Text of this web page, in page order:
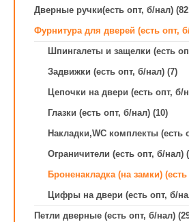
Дверные ручки(есть опт, б/нал)
Фурнитура для дверей (есть опт,
Шпингалеты и защелки (есть
Задвижки (есть опт, б/нал) (7)
Цепочки на двери (есть опт, б/
Глазки (есть опт, б/нал) (10)
Накладки,WC комплекты (есть
Ограничители (есть опт, б/нал)
Броненакладка (на замки)
Цифры на двери (есть опт, б/
Петли дверные (есть опт, б/нал)